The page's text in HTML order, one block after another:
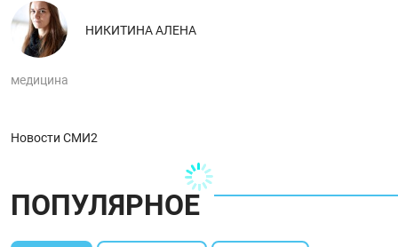
НИКИТИНА АЛЕНА
медицина
Новости СМИ2
ПОПУЛЯРНОЕ